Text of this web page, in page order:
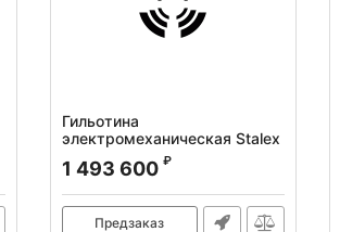
Гильотина
электромеханическая Stalex
Артикул: 386012
1 493 600 ₽
Предзаказ